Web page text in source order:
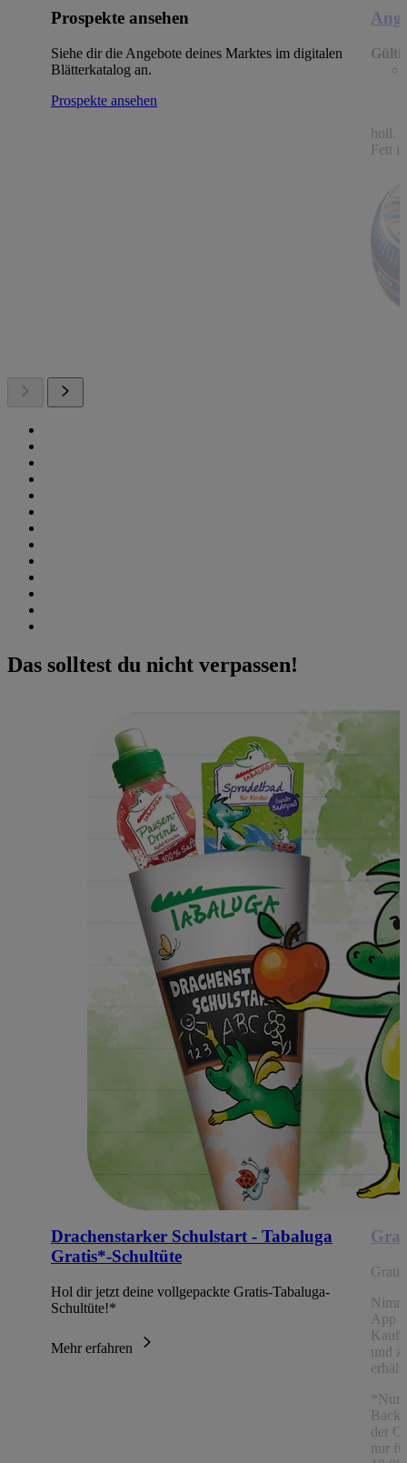
Prospekte ansehen
Siehe dir die Angebote deines Marktes im digitalen
Blätterkatalog an.
Prospekte ansehen
holl.
Fett
Das solltest du nicht verpassen!
Drachenstarker Schulstart - Tabaluga
Gratis*-Schultüte
Hol dir jetzt deine vollgepackte Gratis-Tabaluga-
Schultüte!*
Mehr erfahren
App
und
*Nur
der
nur